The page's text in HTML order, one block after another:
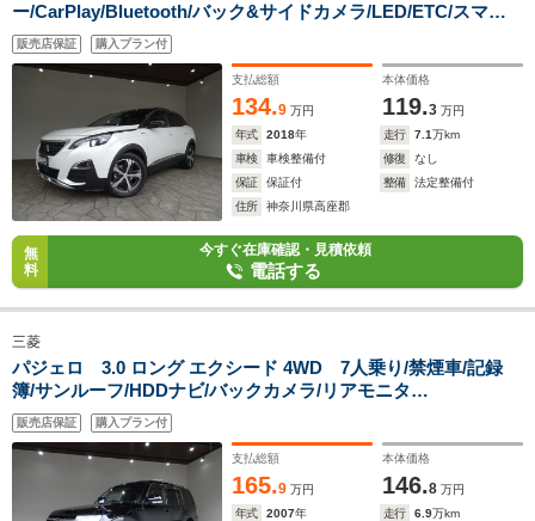
ー/CarPlay/Bluetooth/バック&サイドカメラ/LED/ETC/スマー
トキー/スペアキー/ACC/パドルシフト/パワーゲート/アクティブ
セーフティ/BSM/レーンアシスト/オートライト/ルーフレー
ル/18AW/
販売店保証 購入プラン付
支払総額
134.9 万円
本体価格
119.3 万円
年式
2018年 走行 7.1万km
車検
車検整備付 修復
なし
保証
保証付 整備
法定整備付
住所
神奈川県高座郡
無
料
今すぐ在庫確認・見積依頼
電話する
三菱
パジェロ 3.0 ロング エクシード 4WD 7人乗り/禁煙車/記録
簿/サンルーフ/HDDナビ/バックカメラ/リアモニタ
ー/ROCKFORD/HID/ETC/キーレス/スペアキー/クルーズコント
ロール/オートライト/オートエアコン/ルーフレール/ドアバイザ
ー/フォグランプ/17AW/
販売店保証 購入プラン付
支払総額
165.9 万円
本体価格
146.8 万円
年式
2007年 走行 6.9万km